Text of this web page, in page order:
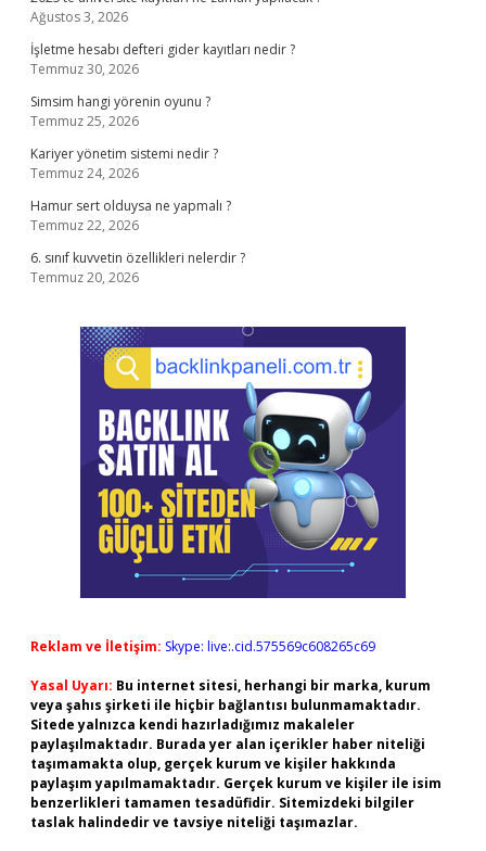
Ağustos 3, 2026
İşletme hesabı defteri gider kayıtları nedir ?
Temmuz 30, 2026
Simsim hangi yörenin oyunu ?
Temmuz 25, 2026
Kariyer yönetim sistemi nedir ?
Temmuz 24, 2026
Hamur sert olduysa ne yapmalı ?
Temmuz 22, 2026
6. sınıf kuvvetin özellikleri nelerdir ?
Temmuz 20, 2026
Reklam ve İletişim: Skype: live:.cid.575569c608265c69
Yasal Uyarı: Bu internet sitesi, herhangi bir marka, kurum
veya şahıs şirketi ile hiçbir bağlantısı bulunmamaktadır.
Sitede yalnızca kendi hazırladığımız makaleler
paylaşılmaktadır. Burada yer alan içerikler haber niteliği
taşımamakta olup, gerçek kurum ve kişiler hakkında
paylaşım yapılmamaktadır. Gerçek kurum ve kişiler ile isim
benzerlikleri tamamen tesadüfidir. Sitemizdeki bilgiler
taslak halindedir ve tavsiye niteliği taşımazlar.